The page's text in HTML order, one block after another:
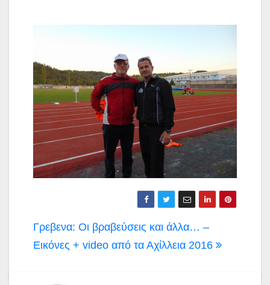
Πλοήγηση
άρθρων
Γρεβενα: Οι βραβεύσεις και άλλα… –
Εικόνες + video από τα Αχίλλεια 2016